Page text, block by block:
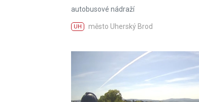
autobusové nádraží
UH město Uherský Brod